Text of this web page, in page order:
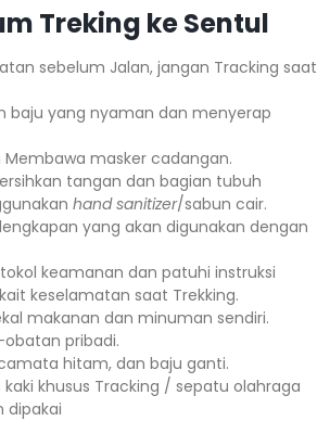
Treking ke Sentul
sebelum Jalan, jangan Tracking saat
baju yang nyaman dan menyerap
masker cadangan.
tangan dan bagian tubuh
hand sanitizer/sabun cair.
yang akan digunakan dengan
keamanan dan patuhi instruksi
keselamatan saat Trekking.
makanan dan minuman sendiri.
pribadi.
hitam, dan baju ganti.
kaki khusus Tracking / sepatu olahraga
dipakai